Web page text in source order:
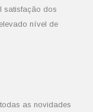
satisfação dos
nível de
as novidades